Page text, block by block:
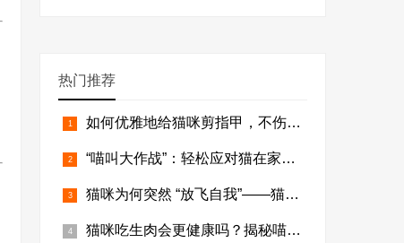
热门推荐
如何优雅地给猫咪剪指甲，不伤感情还增进感情？
“喵叫大作战”：轻松应对猫在家嚎叫
猫咪为何突然 “放飞自我”——猫乱尿大揭秘
猫咪吃生肉会更健康吗？揭秘喵星人的“原始风味”盛宴！